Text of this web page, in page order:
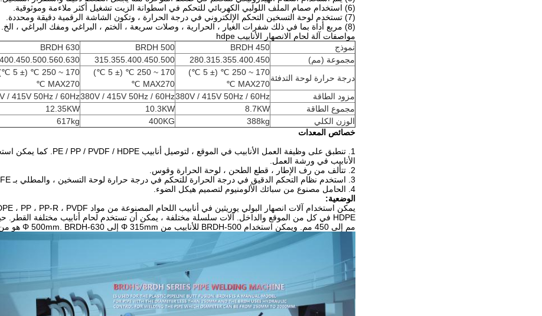
(6) استخدام صمام الملف اللولبي الكهربائي للتحكم في اسطوانة الزيت تشغيل أكثر ملاءمة وموثوقية.
(7) تستخدم لوحة التسخين التحكم الإلكتروني في درجة الحرارة ، وتكون الشاشة الرقمية دقيقة ومحددة.
(8) مربع أداة بما في ذلك شفرات الغيار ، الحرارية ، وصلات سريعة ، الختم ، البراغي ومفك البراغي ، الخ.
مواصفات آلة لحام الانصهار الأنابيب hdpe
نموذج
BRDH 450
BRDH 500
BRDH 630
مجموعة (مم)
280.315.355.400.450
315.355.400.450.500
400.450.500.560.630
درجة حرارة لوحة التدفئة
170 ~ 250 ℃ (± 5 ℃)
MAX270 ℃
170 ~ 250 ℃ (± 5 ℃)
MAX270 ℃
170 ~ 250 ℃ (± 5 ℃)
MAX270 ℃
مزود الطاقة
380V / 415V 50Hz / 60Hz
380V / 415V 50Hz / 60Hz
/ 415V 50Hz / 60Hz
مجموع الطاقة
8.7KW
10.3KW
12.35KW
الوزن الكلي
388kg
400KG
617kg
خصائص المعدات
الأنابيب في ورشة العمل.
2. تتألف من رف الإطار ، قطع الطحن ، لوحة الحرارة وقوس.
3. استخدم نظام التحكم الدقيق في درجة الحرارة للتحكم في درجة حرارة لوحة التسخين ، والمطلي بـ PTFE.
4. الحامل مصنوع من سبائك الألومنيوم لتصميم هيكل الضوء.
الوضعية:
مم إلى 450 مم. ويمكن استخدام BRDH-500 للأنابيب من Φ 315mm إلى Φ 500mm. BRDH-630 هو من Φ400mm إلى Φ630.